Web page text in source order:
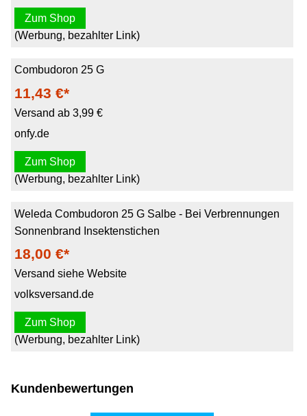
Zum Shop
(Werbung, bezahlter Link)
Combudoron 25 G
11,43 €*
Versand ab 3,99 €
onfy.de
Zum Shop
(Werbung, bezahlter Link)
Weleda Combudoron 25 G Salbe - Bei Verbrennungen
Sonnenbrand Insektenstichen
18,00 €*
Versand siehe Website
volksversand.de
Zum Shop
(Werbung, bezahlter Link)
Kundenbewertungen